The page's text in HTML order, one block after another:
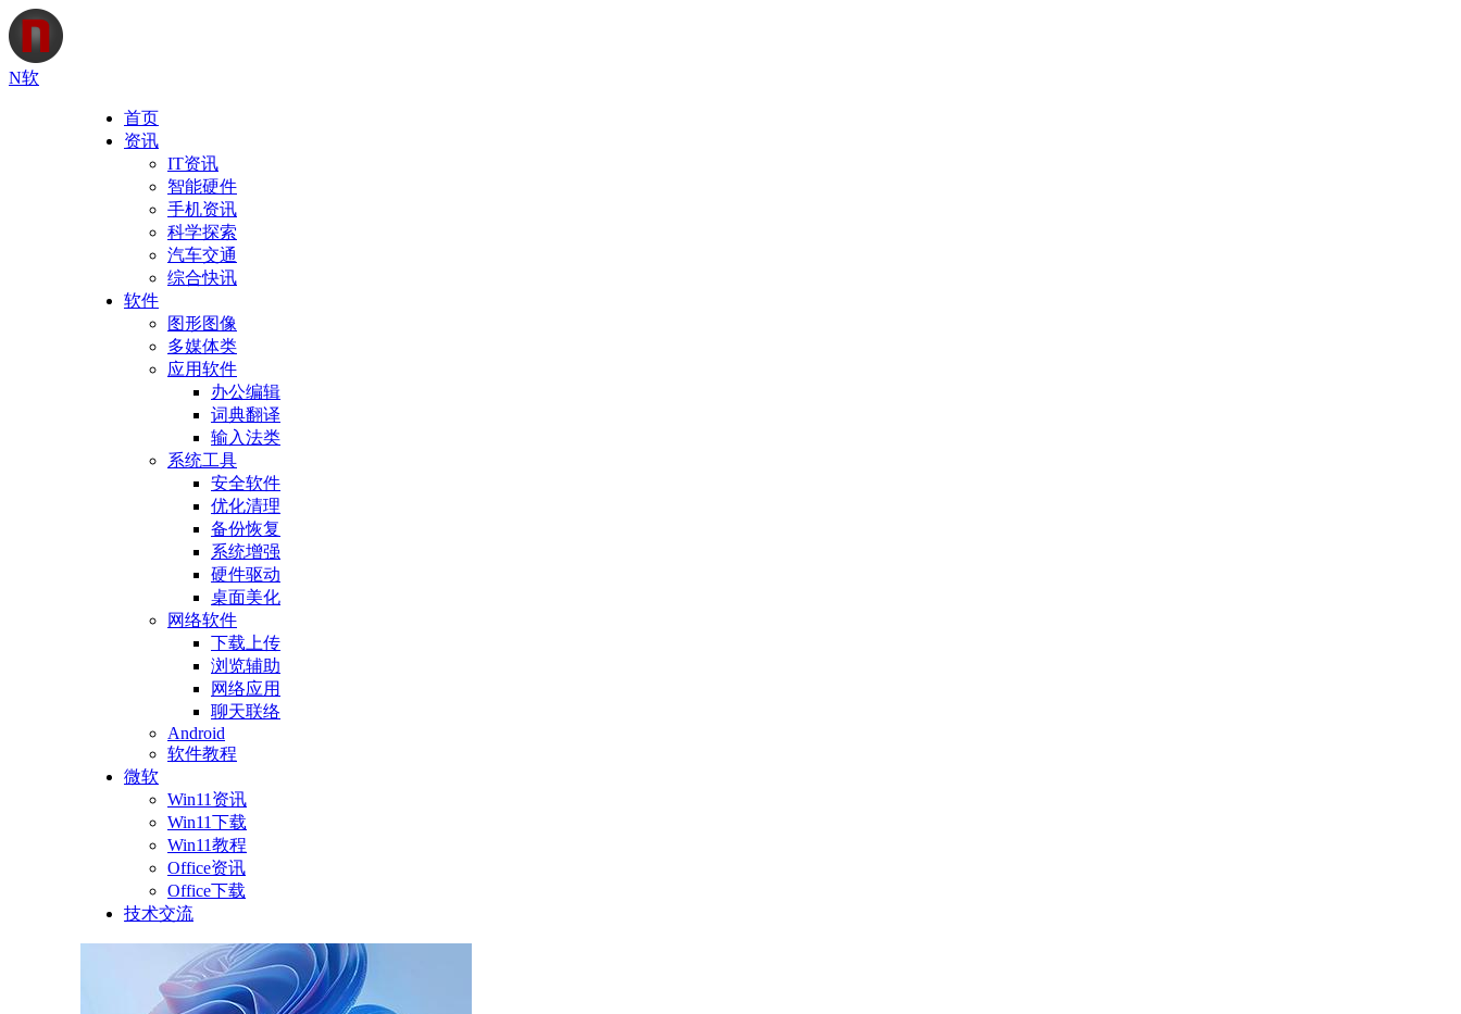
N软
首页
资讯
IT资讯
智能硬件
手机资讯
科学探索
汽车交通
综合快讯
软件
图形图像
多媒体类
应用软件
办公编辑
词典翻译
输入法类
系统工具
安全软件
优化清理
备份恢复
系统增强
硬件驱动
桌面美化
网络软件
下载上传
浏览辅助
网络应用
聊天联络
Android
软件教程
微软
Win11资讯
Win11下载
Win11教程
Office资讯
Office下载
技术交流